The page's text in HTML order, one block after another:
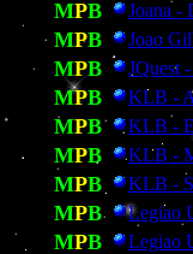
MPB Joana -
MPB Joao
MPB JQuest
MPB KLB -
MPB KLB -
MPB KLB -
MPB KLB -
MPB Legiao
MPB Legiao